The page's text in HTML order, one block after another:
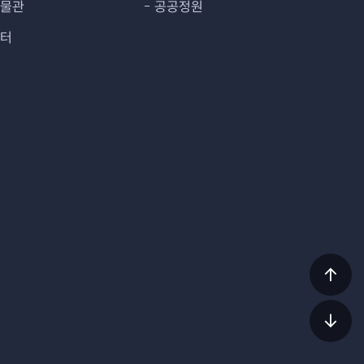
관
공공정원
상
이동
하